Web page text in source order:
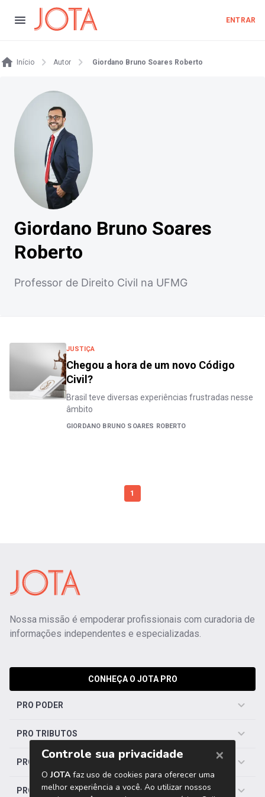
ENTRAR
Início Autor Giordano Bruno Soares Roberto
Giordano Bruno Soares
Roberto
Professor de Direito Civil na UFMG
JUSTIÇA
Chegou a hora de um novo Código
Civil?
Brasil teve diversas experiências frustradas nesse
âmbito
GIORDANO BRUNO SOARES ROBERTO
1
Nossa missão é empoderar profissionais com curadoria de
informações independentes e especializadas.
CONHEÇA O JOTA PRO
PRO PODER
PRO TRIBUTOS
PRO TRABALHISTA
PRO SAÚDE